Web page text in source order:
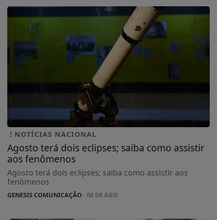
NOTÍCIAS NACIONAL
Agosto terá dois eclipses; saiba como assistir
aos fenômenos
Agosto terá dois eclipses; saiba como assistir aos
fenômenos
GENESIS COMUNICAÇÃO- 08 DE AGO